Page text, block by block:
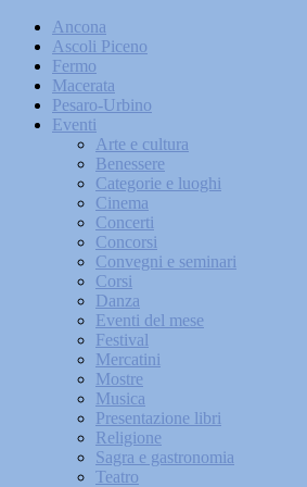
Ancona
Ascoli Piceno
Fermo
Macerata
Pesaro-Urbino
Eventi
Arte e cultura
Benessere
Categorie e luoghi
Cinema
Concerti
Concorsi
Convegni e seminari
Corsi
Danza
Eventi del mese
Festival
Mercatini
Mostre
Musica
Presentazione libri
Religione
Sagra e gastronomia
Teatro